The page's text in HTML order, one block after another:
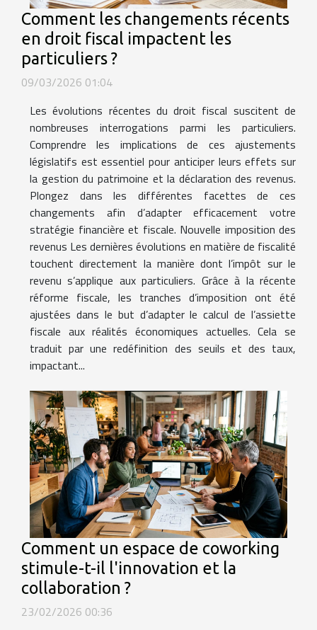
Comment les changements récents
en droit fiscal impactent les
particuliers ?
09/03/2026 01:04
Les évolutions récentes du droit fiscal suscitent de
nombreuses interrogations parmi les particuliers.
Comprendre les implications de ces ajustements
législatifs est essentiel pour anticiper leurs effets sur
la gestion du patrimoine et la déclaration des revenus.
Plongez dans les différentes facettes de ces
changements afin d’adapter efficacement votre
stratégie financière et fiscale. Nouvelle imposition des
revenus Les dernières évolutions en matière de fiscalité
touchent directement la manière dont l’impôt sur le
revenu s’applique aux particuliers. Grâce à la récente
réforme fiscale, les tranches d’imposition ont été
ajustées dans le but d’adapter le calcul de l’assiette
fiscale aux réalités économiques actuelles. Cela se
traduit par une redéfinition des seuils et des taux,
impactant...
Comment un espace de coworking
stimule-t-il l'innovation et la
collaboration ?
23/02/2026 00:36